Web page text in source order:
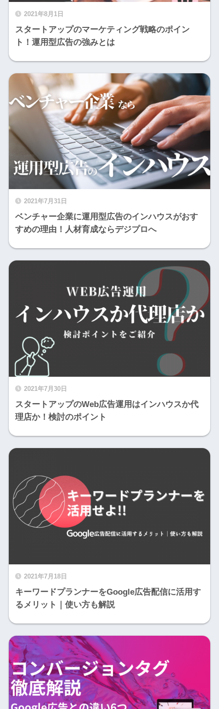
2021年8月1日
スタートアップのマーケティング戦略のポイン
ト！運用型広告の強みとは
2021年7月31日
ベンチャー企業に運用型広告のインハウスがおす
すめの理由！人材育成ならデジプロへ
2021年7月30日
スタートアップのWeb広告運用はインハウスか代
理店か！検討のポイント
2021年7月18日
キーワードプランナーをGoogle広告配信に活用す
るメリット｜使い方も解説